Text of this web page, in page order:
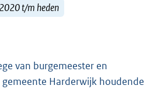
t/m heden
van burgemeester en
Harderwijk houdende